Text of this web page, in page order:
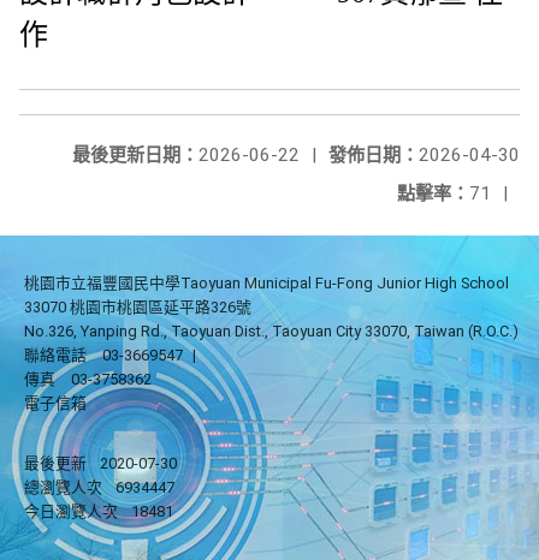
作
發佈日期： 2026-04-30
最後更新日期： 2026-06-22
|
點擊率： 71 |
桃園市立福豐國民中學Taoyuan Municipal Fu-Fong Junior High School
33070 桃園市桃園區延平路326號
No.326, Yanping Rd., Taoyuan Dist., Taoyuan City 33070, Taiwan (R.O.C.)
聯絡電話
03-3669547 |
傳真
03-3758362
電子信箱
最後更新
2020-07-30
總瀏覽人次
6934447
今日瀏覽人次
18481